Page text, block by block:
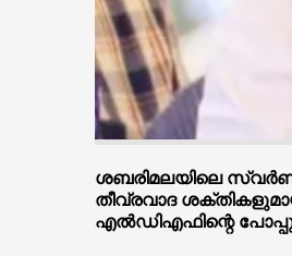
ശബരിമലയിലെ
തീവ്രവാദ
എൽഡിഎഫിന്റെ